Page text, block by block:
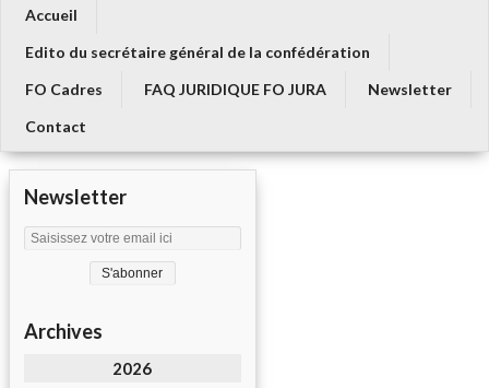
Accueil
Edito du secrétaire général de la confédération
FO Cadres
FAQ JURIDIQUE FO JURA
Newsletter
Contact
Newsletter
Archives
2026